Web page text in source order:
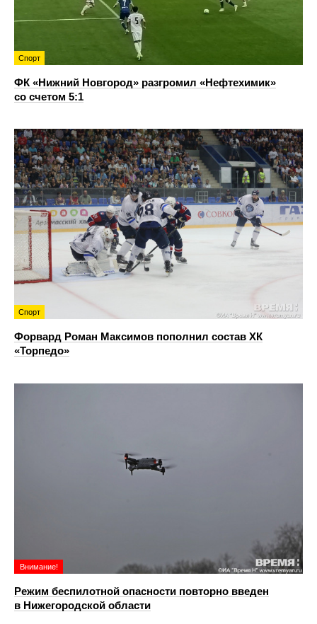
Спорт
ФК «Нижний Новгород» разгромил «Нефтехимик»
со счетом 5:1
Спорт
Форвард Роман Максимов пополнил состав ХК
«Торпедо»
Внимание!
Режим беспилотной опасности повторно введен
в Нижегородской области